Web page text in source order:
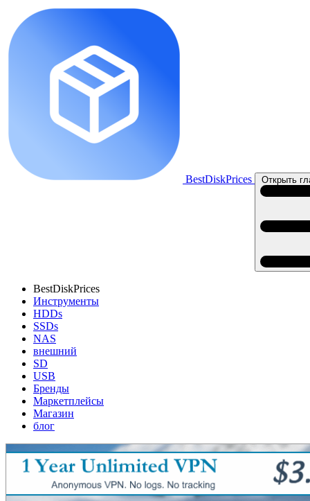
BestDiskPrices Открыть
BestDiskPrices
Инструменты
HDDs
SSDs
NAS
внешний
SD
USB
Бренды
Маркетплейсы
Магазин
блог